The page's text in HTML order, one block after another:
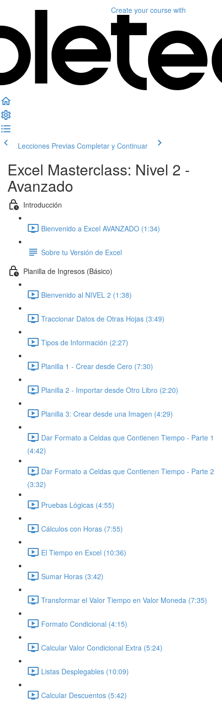
Create your course with
Lecciones Previas Completar y Continuar
Excel Masterclass: Nivel 2 -
Avanzado
Introducción
Bienvenido a Excel AVANZADO (1:34)
Sobre tu Versión de Excel
Planilla de Ingresos (Básico)
Bienvenido al NIVEL 2 (1:38)
Traccionar Datos de Otras Hojas (3:49)
Tipos de Información (2:27)
Planilla 1 - Crear desde Cero (7:30)
Planilla 2 - Importar desde Otro Libro (2:20)
Planilla 3: Crear desde una Imagen (4:29)
Dar Formato a Celdas que Contienen Tiempo - Parte 1
(4:42)
Dar Formato a Celdas que Contienen Tiempo - Parte 2
(3:32)
Pruebas Lógicas (4:55)
Cálculos con Horas (7:55)
El Tiempo en Excel (10:36)
Sumar Horas (3:42)
Transformar el Valor Tiempo en Valor Moneda (7:35)
Formato Condicional (4:15)
Calcular Valor Condicional Extra (5:24)
Listas Desplegables (10:09)
Calcular Descuentos (5:42)